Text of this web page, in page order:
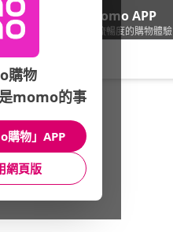
下載momo APP
給你3倍流暢度的購物體驗
車/汽車百貨/清潔打蠟用品
館長推薦 月銷量
購物
momo的事
購物」APP
網頁版